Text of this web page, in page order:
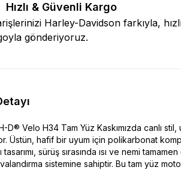
Hızlı & Güvenli Kargo
Harley-Davidson farkıyla,
gönderiyoruz.
D® Velo H34 Tam Yüz Kaskımızda canlı
Üstün, hafif bir uyum için polikarbonat
tasarımı, sürüş sırasında ısı ve nemi
sistemine sahiptir. Bu tam yüz